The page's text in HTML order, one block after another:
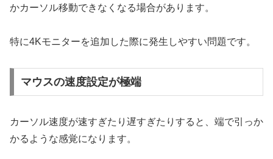
かカーソル移動できなくなる場合があります。
特に4Kモニターを追加した際に発生しやすい問題です。
マウスの速度設定が極端
カーソル速度が速すぎたり遅すぎたりすると、端で引っか
かるような感覚になります。